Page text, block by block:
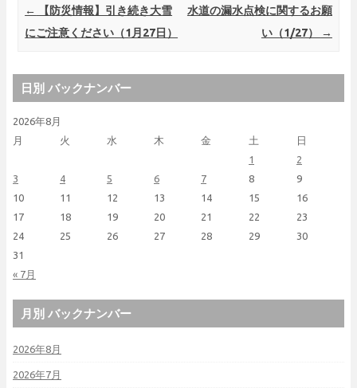
Post navigation
←
【防災情報】引き続き大雪
にご注意ください（1月27日）
水道の漏水点検に関するお願
い（1/27）
→
日別 バックナンバー
2026年8月
月
火 水 木 金 土 日
« 7月
1
2
3
4 5 6 7 8
9
10
11 12 13 14 15
16
17
18 19 20 21 22
23
24
25 26 27 28 29
30
31
月別 バックナンバー
2026年8月
2026年7月